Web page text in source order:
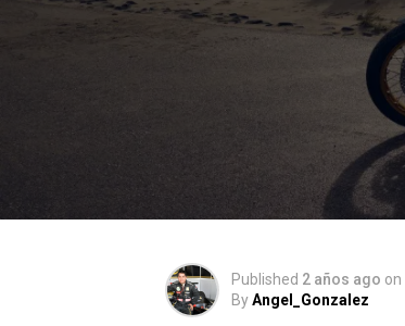
Published 2 años ago on
ByAngel_Gonzalez